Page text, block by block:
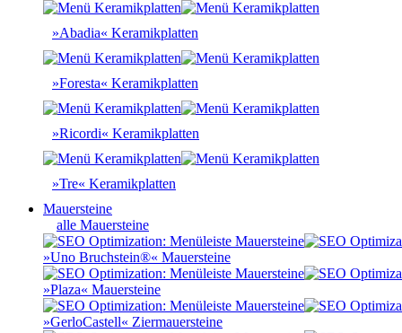
»Abadia« Keramikplatten
»Foresta« Keramikplatten
»Ricordi« Keramikplatten
»Tre« Keramikplatten
Mauersteine
alle Mauersteine
»Uno Bruchstein®« Mauersteine
»Plaza« Mauersteine
»GerloCastell« Ziermauersteine